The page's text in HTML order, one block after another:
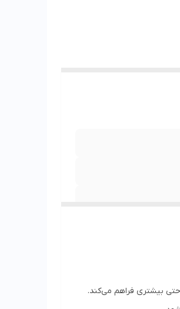
بیشتری فراهم می‌کند.